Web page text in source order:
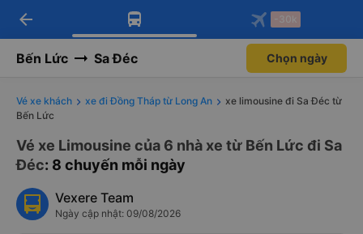
Tải app Vexere ngay!
Nhận ưu đãi thành viên độc
Mở app
Tải app Vexere
-30k/ghế khi đặt vé máy bay qua
Mở app
arrow_back -30k
Bến Lức Sa Đéc Chọn ngày
Vé xe khách xe đi Đồng Tháp từ Long An
xe limousine đi Sa Đéc từ
Bến Lức
Vé xe Limousine của 6 nhà xe từ Bến Lức đi Sa
Đéc: 8 chuyến mỗi ngày
Vexere Team
Ngày cập nhật: 09/08/2026